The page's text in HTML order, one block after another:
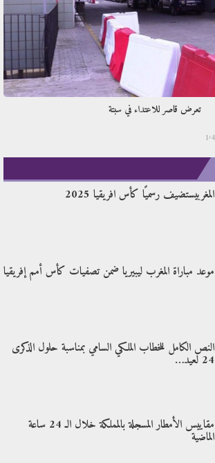
تعرض قاصر للاعتداء في سبتة
المغربيستضيف رسميًا كأس افريقيا 2025
موعد مباراة المغرب ليبيريا ضمن تصفيات كأس أمم إفريقيا
النص الكامل للخطاب الملكي السامي بمناسبة حلول الذكرى
24 لعيد…
مقاييس الأمطار المسجلة بالمملكة خلال الـ 24 ساعة
الماضية